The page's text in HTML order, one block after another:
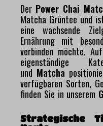
Der Power Chai
Matcha Grüntee und
eine wachsende
Ernährung mit
verbinden möchte.
eigenständige
und Matcha
verfügbaren Sorten,
finden Sie in unserem
Strategische